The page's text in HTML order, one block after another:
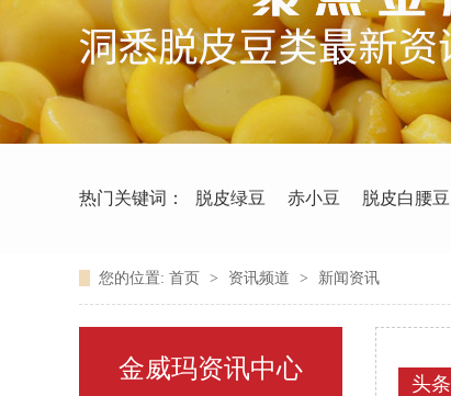
热门关键词： 脱皮绿豆 赤小豆 脱皮白腰豆
您的位置: 首页 > 资讯频道 > 新闻资讯
金威玛资讯中心
头条